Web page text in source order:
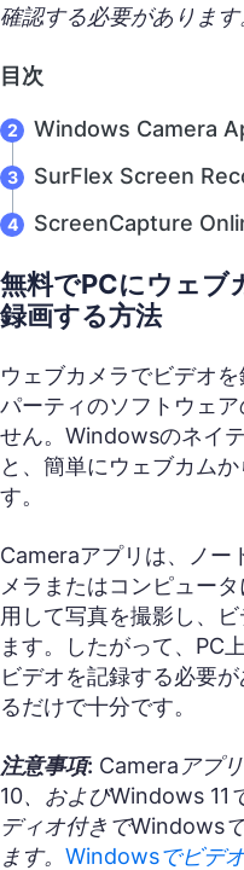
確認する必要があります
目次
Windows Camera
SurFlex Screen
ScreenCapture
無料でPCにウェブ
録画する方法
ウェブカメラでビデオ
パーティのソフトウェ
せん。Windowsのネイ
と、簡単にウェブカム
す。
Cameraアプリは、ノー
メラまたはコンピュー
用して写真を撮影し、
ます。したがって、PC
ビデオを記録する必要
るだけで十分です。
注意事項: Cameraアプ
10、およびWindows 11
ディオ付きでWindows
ます。 Windowsでビデ